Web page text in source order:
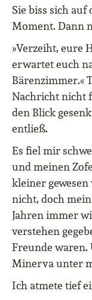
Sie biss sich
Moment. Dann
»Verzeiht, eure
erwartet euch
Bärenzimmer.«
Nachricht nicht
den Blick
entließ.
Es fiel mir
und meinen
kleiner
nicht, doch
Jahren immer
verstehen
Freunde waren.
Minerva unter
Ich atmete tief